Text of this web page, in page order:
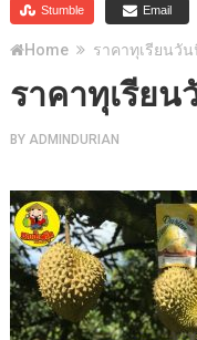
Stumble Email
Home ราคาทุเรียนวัน
ราคาทุเรียน
BY ADMINDURIAN